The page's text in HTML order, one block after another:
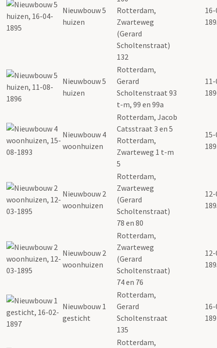
Nieuwbouw 5
huizen
Rotterdam,
Zwarteweg
(Gerard
Scholtenstraat)
132
Nieuwbouw 5
huizen
Rotterdam,
Gerard
Scholtenstraat 93
t-m, 99 en 99a
Nieuwbouw 4
woonhuizen
Rotterdam, Jacob
Catsstraat 3 en 5
Rotterdam,
Zwarteweg 1 t-m
5
Nieuwbouw 2
woonhuizen
Rotterdam,
Zwarteweg
(Gerard
Scholtenstraat)
78 en 80
Nieuwbouw 2
woonhuizen
Rotterdam,
Zwarteweg
(Gerard
Scholtenstraat)
74 en 76
Nieuwbouw 1
gesticht
Rotterdam,
Gerard
Scholtenstraat
135
Rotterdam,